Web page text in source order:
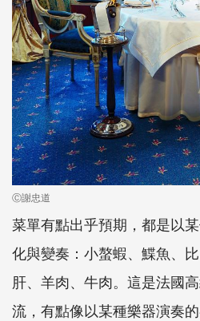
Ⓒ謝忠道
菜單有點出乎預期，都是以
化與變奏：小螯蝦、鰈魚、
肝、羊肉、牛肉。這是法國
流，有點像以某種樂器演奏